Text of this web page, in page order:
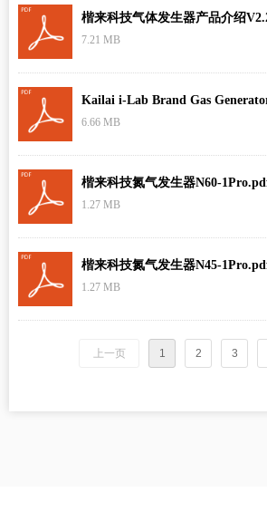
楷来科技气体发生器产品介绍
7.21 MB
Kailai i-Lab Brand Gas
6.66 MB
楷来科技氮气发生器N60-
1.27 MB
楷来科技氮气发生器N45-
1.27 MB
上一页 1 2 3